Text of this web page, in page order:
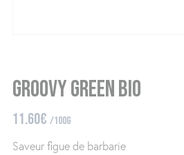
Groovy green Bio
11.60€ /100g
Saveur figue de barbarie